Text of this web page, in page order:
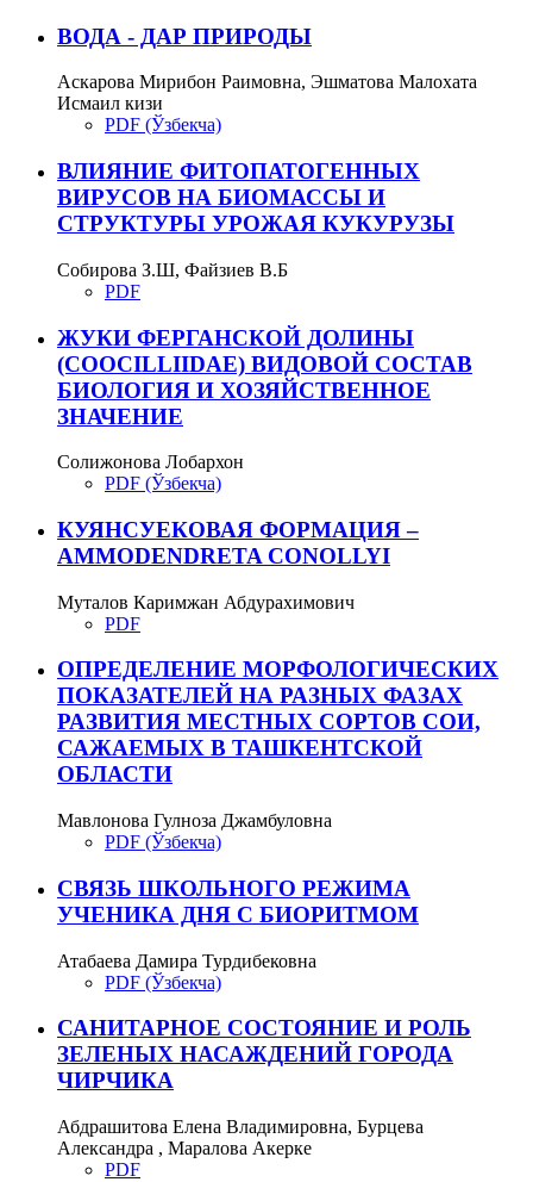
ВОДА - ДАР ПРИРОДЫ
Аскарова Мирибон Раимовна, Эшматова Малохата
Исмаил кизи
PDF (Ўзбекча)
ВЛИЯНИЕ ФИТОПАТОГЕННЫХ
ВИРУСОВ НА БИОМАССЫ И
СТРУКТУРЫ УРОЖАЯ КУКУРУЗЫ
Собирова З.Ш, Файзиев В.Б
PDF
ЖУКИ ФЕРГАНСКОЙ ДОЛИНЫ
(COOCILLIIDAE) ВИДОВОЙ СОСТАВ
БИОЛОГИЯ И ХОЗЯЙСТВЕННОЕ
ЗНАЧЕНИЕ
Солижонова Лобархон
PDF (Ўзбекча)
КУЯНСУЕКОВАЯ ФОРМАЦИЯ –
AMMODЕNDRЕTA CONOLLYI
Муталов Каримжан Абдурахимович
PDF
ОПРЕДЕЛЕНИЕ МОРФОЛОГИЧЕСКИХ
ПОКАЗАТЕЛЕЙ НА РАЗНЫХ ФАЗАХ
РАЗВИТИЯ МЕСТНЫХ СОРТОВ СОИ,
САЖАЕМЫХ В ТАШКЕНТСКОЙ
ОБЛАСТИ
Мавлонова Гулноза Джамбуловна
PDF (Ўзбекча)
СВЯЗЬ ШКОЛЬНОГО РЕЖИМА
УЧЕНИКА ДНЯ С БИОРИТМОМ
Атабаева Дамира Турдибековна
PDF (Ўзбекча)
САНИТАРНОЕ СОСТОЯНИЕ И РОЛЬ
ЗЕЛЕНЫХ НАСАЖДЕНИЙ ГОРОДА
ЧИРЧИКА
Абдрашитова Елена Владимировна, Бурцева
Александра , Маралова Акерке
PDF